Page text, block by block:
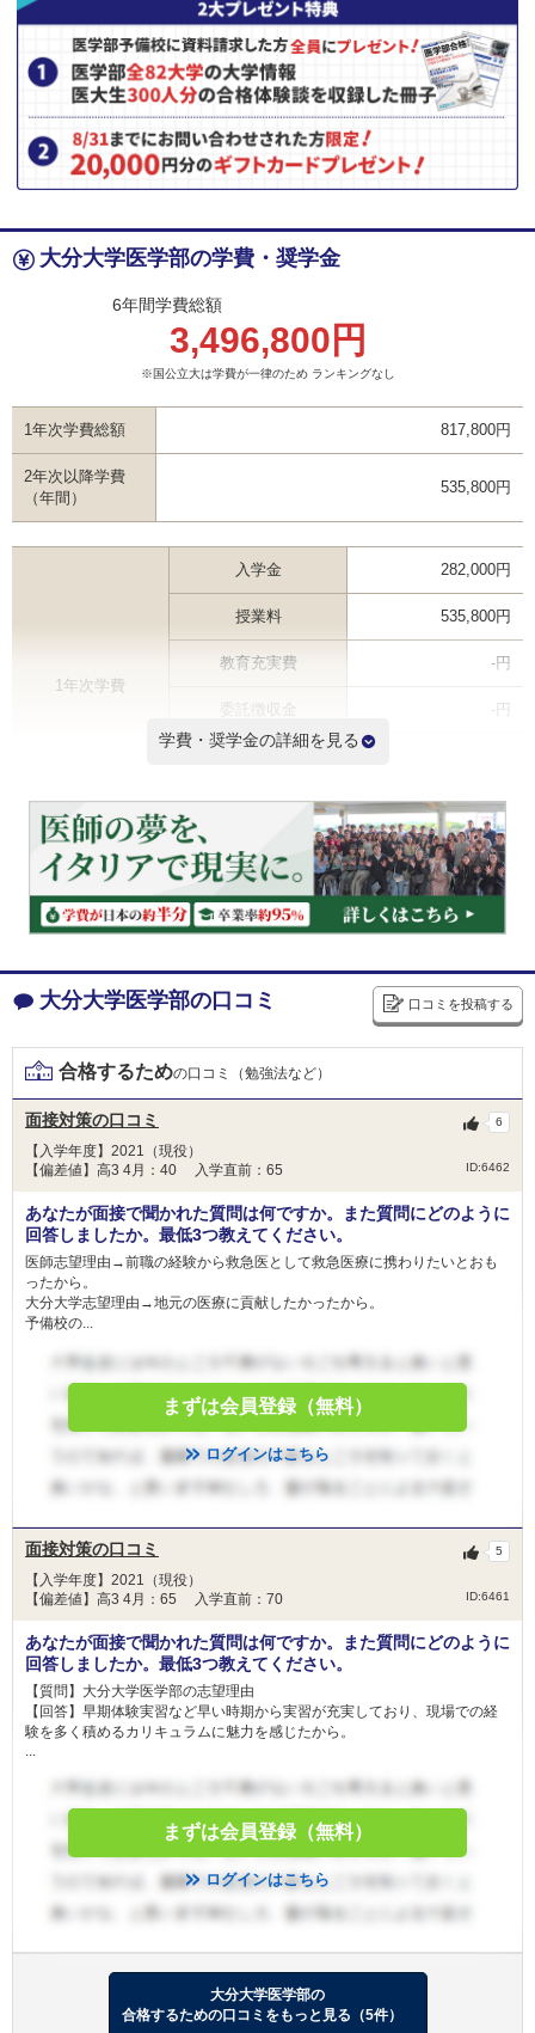
大分大学医学部の学費・奨学金
6年間学費総額
3,496,800円
※国公立大は学費が一律のため ランキングなし
1年次学費総額 817,800円
2年次以降学費
（年間）
535,800円
1年次学費
入学金 282,000円
授業料 535,800円
教育充実費 -円
委託徴収金 -円
合計 817,800円
2年次以降学費（年間） ※ 535,800円
6年間学費総額 3,496,800円
※2年次学費を掲載しているため3年次以降の学費は記載と異なる場合があります
学費ランキングを見る
学費・奨学金の詳細を見る
大分大学医学部の口コミ 口コミを投稿する
合格するための口コミ（勉強法など）
面接対策の口コミ
【入学年度】2021（現役）
【偏差値】高3 4月：40 入学直前：65
ID:6462
6
あなたが面接で聞かれた質問は何ですか。また質問にどのように
回答しましたか。最低3つ教えてください。
医師志望理由→前職の経験から救急医として救急医療に携わりたいとおも
ったから。
大分大学志望理由→地元の医療に貢献したかったから。
予備校の...
まずは会員登録（無料）
ログインはこちら
面接対策の口コミ
【入学年度】2021（現役）
【偏差値】高3 4月：65 入学直前：70
ID:6461
5
あなたが面接で聞かれた質問は何ですか。また質問にどのように
回答しましたか。最低3つ教えてください。
【質問】大分大学医学部の志望理由
【回答】早期体験実習など早い時期から実習が充実しており、現場での経
験を多く積めるカリキュラムに魅力を感じたから。
...
まずは会員登録（無料）
ログインはこちら
大分大学医学部の
合格するための口コミをもっと見る（5件）